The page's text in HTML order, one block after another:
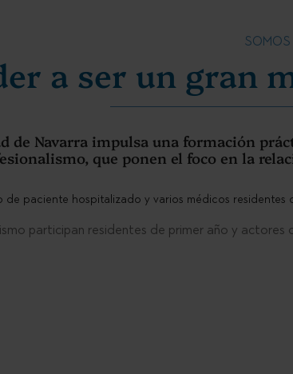
a ser un gran
de Navarra impulsa una formación
que ponen el foco en la
participan residentes de primer año y actores